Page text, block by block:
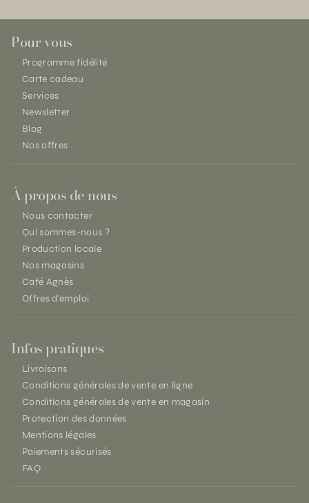
Pour vous
Programme fidélité
Carte cadeau
Services
Newsletter
Blog
Nos offres
À propos de nous
Nous contacter
Qui sommes-nous ?
Production locale
Nos magasins
Café Agnès
Offres d'emploi
Infos pratiques
Livraisons
Conditions générales de vente en ligne
Conditions générales de vente en magasin
Protection des données
Mentions légales
Paiements sécurisés
FAQ